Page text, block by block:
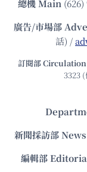
總機Main (626)
廣告/市場部
話) /
訂閱部
3323
新聞採訪部
編輯部